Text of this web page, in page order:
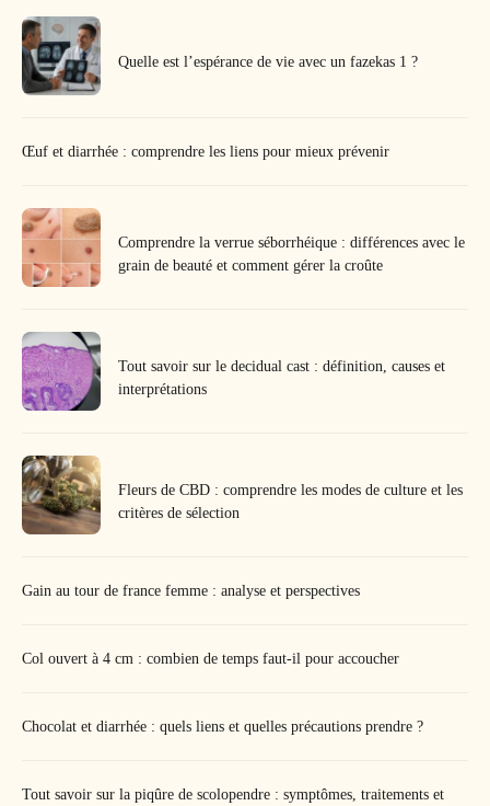
Quelle est l’espérance de vie avec un fazekas 1 ?
Œuf et diarrhée : comprendre les liens pour mieux prévenir
Comprendre la verrue séborrhéique : différences avec le
grain de beauté et comment gérer la croûte
Tout savoir sur le decidual cast : définition, causes et
interprétations
Fleurs de CBD : comprendre les modes de culture et les
critères de sélection
Gain au tour de france femme : analyse et perspectives
Col ouvert à 4 cm : combien de temps faut-il pour accoucher
Chocolat et diarrhée : quels liens et quelles précautions prendre ?
Tout savoir sur la piqûre de scolopendre : symptômes, traitements et